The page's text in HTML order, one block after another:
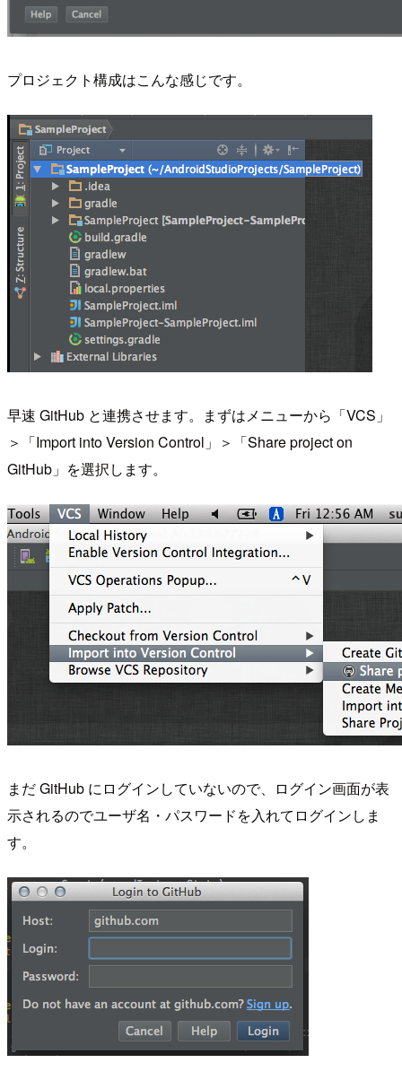
プロジェクト構成はこんな感じです。
早速 GitHub と連携させます。まずはメニューから「VCS」
＞「Import into Version Control」＞「Share project on
GitHub」を選択します。
まだ GitHub にログインしていないので、ログイン画面が表
示されるのでユーザ名・パスワードを入れてログインしま
す。